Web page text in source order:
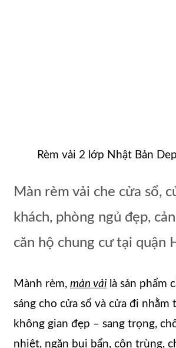
Rèm vải 2 lớp Nhật Bản
Màn rèm vải che cửa sổ,
khách, phòng ngủ đẹp,
căn hộ chung cư tại quận
Mành rèm, màn vải là sản phẩm
sáng cho cửa sổ và cửa đi nhằm
không gian đẹp – sang trọng,
nhiệt, ngăn bụi bẩn, côn trùng,